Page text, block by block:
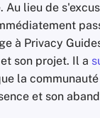
lieu de
à Privacy
son projet. Il a
la
et son